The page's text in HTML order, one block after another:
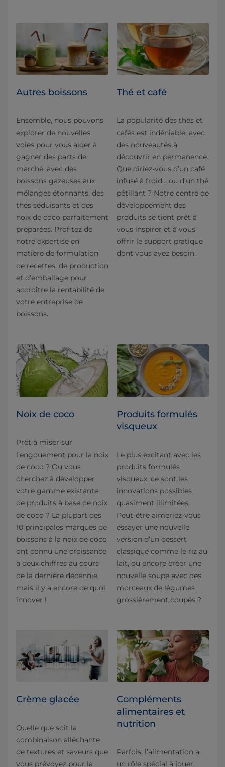
Autres boissons
Ensemble, nous pouvons
explorer de nouvelles
voies pour vous aider à
gagner des parts de
marché, avec des
boissons gazeuses aux
mélanges étonnants, des
thés séduisants et des
noix de coco parfaitement
préparées. Profitez de
notre expertise en
matière de formulation
de recettes, de production
et d’emballage pour
accroître la rentabilité de
votre entreprise de
boissons.
Thé et café
La popularité des thés et
cafés est indéniable, avec
des nouveautés à
découvrir en permanence.
Que diriez-vous d’un café
infusé à froid… ou d’un thé
pétillant ? Notre centre de
développement des
produits se tient prêt à
vous inspirer et à vous
offrir le support pratique
dont vous avez besoin.
Noix de coco
Prêt à miser sur
l’engouement pour la noix
de coco ? Ou vous
cherchez à développer
votre gamme existante
de produits à base de noix
de coco ? La plupart des
10 principales marques de
boissons à la noix de coco
ont connu une croissance
à deux chiffres au cours
de la dernière décennie,
mais il y a encore de quoi
innover !
Produits formulés
visqueux
Le plus excitant avec les
produits formulés
visqueux, ce sont les
innovations possibles
quasiment illimitées.
Peut-être aimeriez-vous
essayer une nouvelle
version d’un dessert
classique comme le riz au
lait, ou encore créer une
nouvelle soupe avec des
morceaux de légumes
grossièrement coupés ?
Crème glacée
Quelle que soit la
combinaison alléchante
de textures et saveurs que
vous prévoyez pour la
Compléments
alimentaires et
nutrition
Parfois, l’alimentation a
un rôle spécial à jouer.